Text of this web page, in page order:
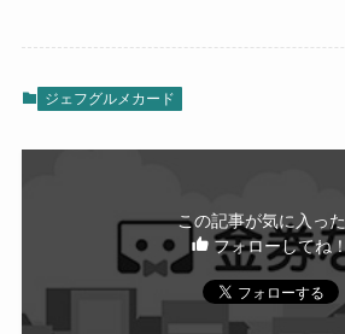
ジェフグルメカード
この記事が気に入っ
フォローしてね